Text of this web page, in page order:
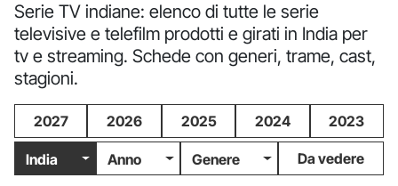
Serie TV indiane: elenco di tutte le serie
televisive e telefilm prodotti e girati in India per
tv e streaming. Schede con generi, trame, cast,
stagioni.
2027 2026 2025 2024 2023
India Anno Genere Da vedere